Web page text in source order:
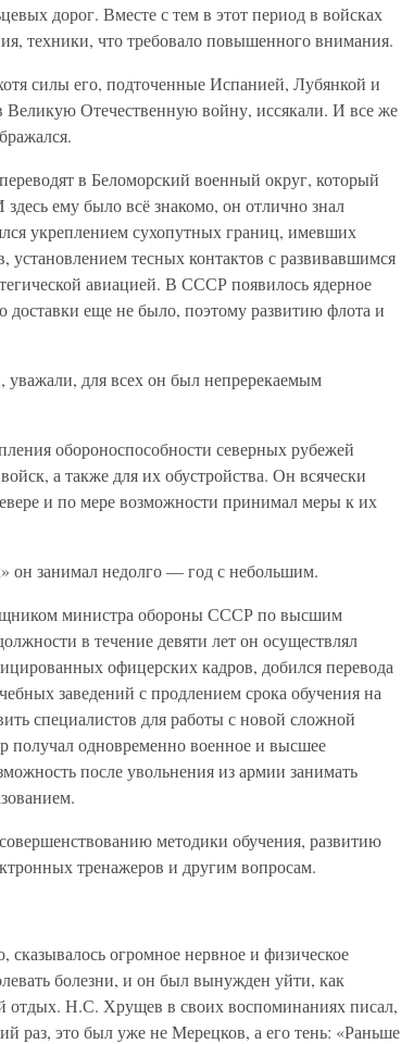
дорог. Вместе с тем в этот период в войсках
техники, что требовало повышенного внимания.
силы его, подточенные Испанией, Лубянкой и
Отечественную войну, иссякали. И все же
в Беломорский военный округ, который
ему было всё знакомо, он отлично знал
укреплением сухопутных границ, имевших
установлением тесных контактов с развивавшимся
авиацией. В СССР появилось ядерное
доставки еще не было, поэтому развитию флота и
для всех он был непререкаемым
обороноспособности северных рубежей
а также для их обустройства. Он всячески
и по мере возможности принимал меры к их
он занимал недолго — год с небольшим.
министра обороны СССР по высшим
в течение девяти лет он осуществлял
офицерских кадров, добился перевода
заведений с продлением срока обучения на
специалистов для работы с новой сложной
получал одновременно военное и высшее
после увольнения из армии занимать
методики обучения, развитию
тренажеров и другим вопросам.
сказывалось огромное нервное и физическое
болезни, и он был вынужден уйти, как
отдых. Н.С. Хрущев в своих воспоминаниях писал,
раз, это был уже не Мерецков, а его тень: «Раньше